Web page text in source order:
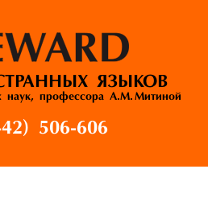
ЯЗЫКОВ
наук, профессора А.М. Митиной
506-606